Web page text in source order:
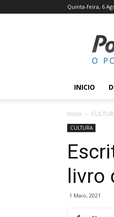
Quinta-feira, 6
Pinzón
INICIO
Inicio
CULTURA
livro
1 Maio, 2021